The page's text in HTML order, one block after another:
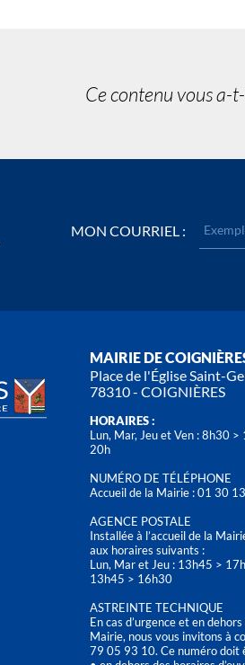
Ce contenu vous a-
MON COURRIEL :
MAIRIE DE
Place de l'Église Saint-
78310 - COIGNIÈRES
HORAIRES :
Lun, Mar, Jeu et Ven : 8h30
20h
NUMÉRO DE TÉLÉPHONE
Accueil de la Mairie : 01 30
AGENCE POSTALE
Installée à l’accueil de la
aux horaires suivants :
Lun, Mar et Jeu : 13h45 >
13h45 > 16h30
ASTREINTE TECHNIQUE
En cas d’urgence et en
Mairie, nous vous invitons à
79 05 93 10. Ce numéro doit